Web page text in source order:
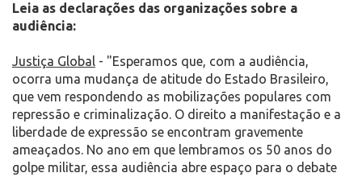
Leia as declarações das organizações sobre a
audiência:
Justiça Global - "Esperamos que, com a audiência,
ocorra uma mudança de atitude do Estado Brasileiro,
que vem respondendo as mobilizações populares com
repressão e criminalização. O direito a manifestação e a
liberdade de expressão se encontram gravemente
ameaçados. No ano em que lembramos os 50 anos do
golpe militar, essa audiência abre espaço para o debate